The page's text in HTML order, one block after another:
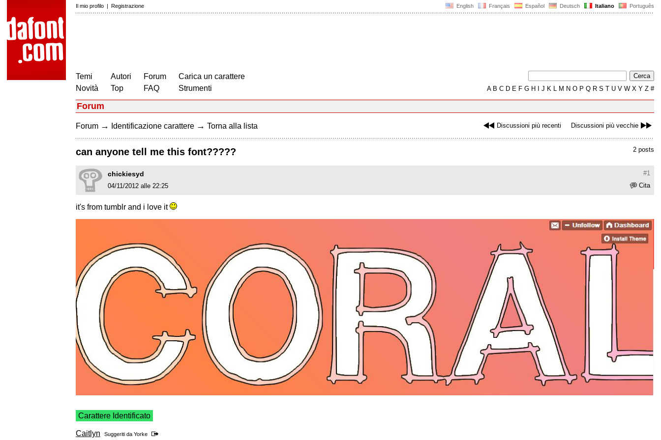
English Français Español Deutsch Italiano Português
Il mio profilo | Registrazione
Temi
Novità
Autori
Top
Forum
FAQ
Carica un carattere
Strumenti
AB C D E F G H J K L M N O P Q R S T U V W X Y Z #
Forum
Discussioni più recenti Discussioni più vecchie
Forum → Identificazione carattere → Torna alla lista
2 posts
can anyone tell me this font?????
#1
chickiesyd
Cita
04/11/2012 alle 22:25
it's from tumblr and i love it
Carattere Identificato
Caitlyn Suggeriti da Yorke